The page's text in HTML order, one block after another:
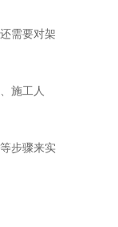
需要对架
施工人
步骤来实